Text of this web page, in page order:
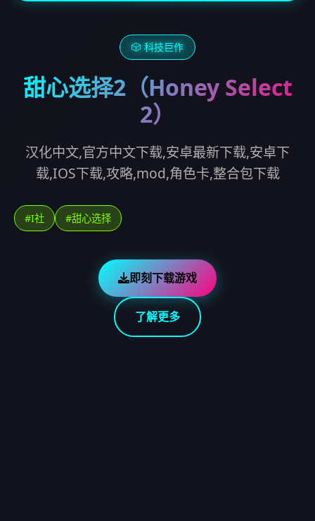
🎲 科技巨作
甜心选择2（Honey Select
2）
汉化中文,官方中文下载,安卓最新下载,安卓下
载,IOS下载,攻略,mod,角色卡,整合包下载
#I社 #甜心选择
即刻下载游戏
了解更多